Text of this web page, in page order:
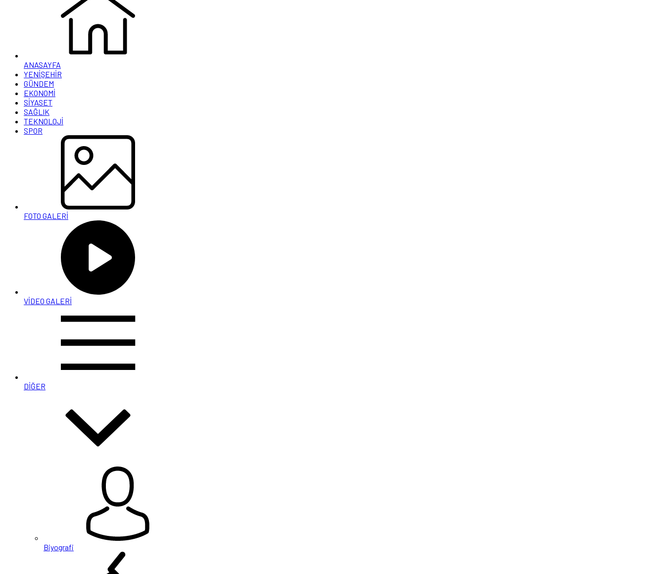
ANASAYFA
YENİŞEHİR
GÜNDEM
EKONOMİ
SİYASET
SAĞLIK
TEKNOLOJİ
SPOR
FOTO GALERİ
VİDEO GALERİ
DİĞER
Biyografi